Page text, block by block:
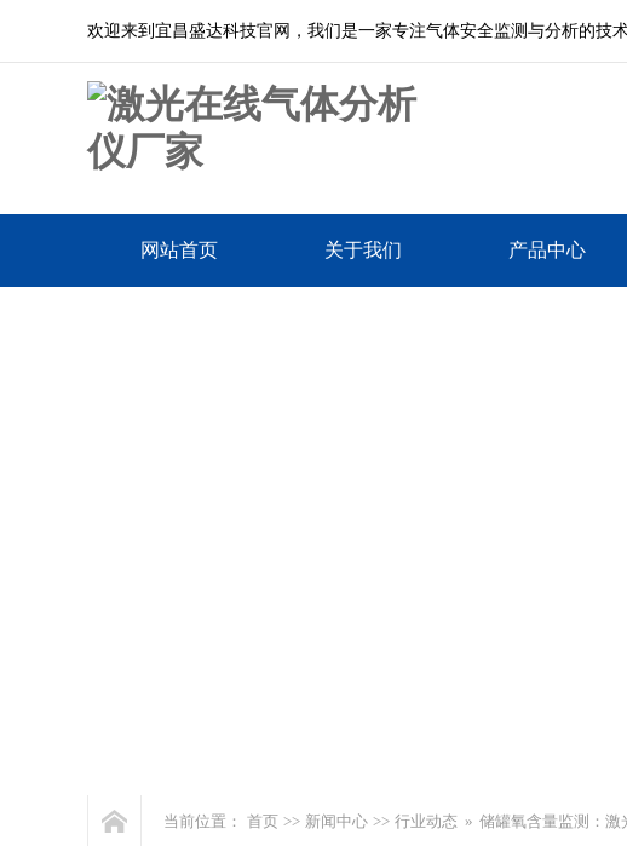
欢迎来到宜昌盛达科技官网，我们是一家专注气体安全监测与分析的技
网站首页 关于我们 产品中心
当前位置： 首页 >> 新闻中心 >> 行业动态 » 储罐氧含量监测：激